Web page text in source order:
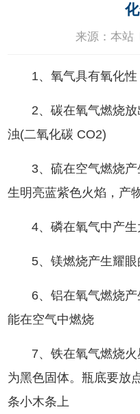
来源：本站
1、氧气具有氧化
2、碳在氧气燃烧
浊(二氧化碳 CO2)
3、硫在空气燃烧
生明亮蓝紫色火焰，产
4、磷在氧气中产
5、镁燃烧产生耀
6、铝在氧气燃烧
能在空气中燃烧
7、铁在氧气燃烧
为黑色固体。瓶底要放
条小木条上